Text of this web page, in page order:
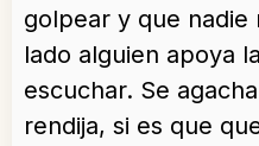
golpear y que nadie
lado alguien apoya
escuchar. Se
rendija, si es que